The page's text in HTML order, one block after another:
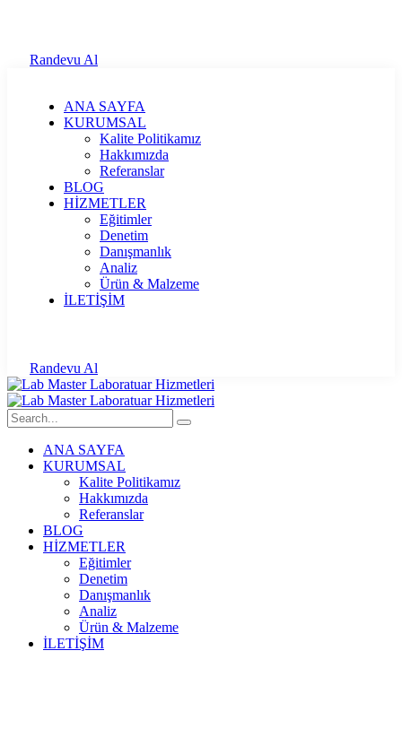
Randevu Al
ANA SAYFA
KURUMSAL
Kalite Politikamız
Hakkımızda
Referanslar
BLOG
HİZMETLER
Eğitimler
Denetim
Danışmanlık
Analiz
Ürün & Malzeme
İLETİŞİM
Randevu Al
ANA SAYFA
KURUMSAL
Kalite Politikamız
Hakkımızda
Referanslar
BLOG
HİZMETLER
Eğitimler
Denetim
Danışmanlık
Analiz
Ürün & Malzeme
İLETİŞİM